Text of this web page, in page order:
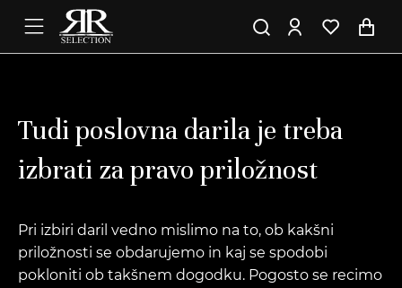
Tudi poslovna darila je treba
izbrati za pravo priložnost
Pri izbiri daril vedno mislimo na to, ob kakšni
priložnosti se obdarujemo in kaj se spodobi
pokloniti ob takšnem dogodku. Pogosto se recimo